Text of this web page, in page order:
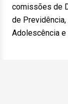
comissões de
de
Adolescência e